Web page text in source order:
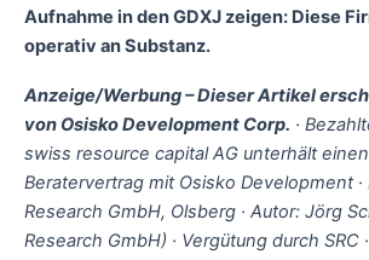
Aufnahme in den GDXJ zeigen: Diese
operativ an Substanz.
Anzeige/Werbung – Dieser Artikel
von Osisko Development Corp. ·
swiss resource capital AG unterhält
Beratervertrag mit Osisko Development ·
Research GmbH, Olsberg · Autor: Jörg
Research GmbH) · Vergütung durch SRC ·